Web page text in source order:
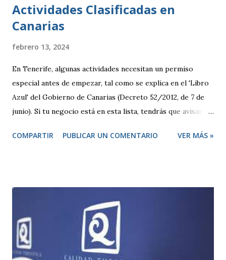
Actividades Clasificadas en
Canarias
febrero 13, 2024
En Tenerife, algunas actividades necesitan un permiso
especial antes de empezar, tal como se explica en el 'Libro
Azul' del Gobierno de Canarias (Decreto 52/2012, de 7 de
junio). Si tu negocio está en esta lista, tendrás que avisar
específica. Por otro lado, hay otras actividades que se
responsable y la documentación necesaria, que te indicarán
en la correspondiente sede electrónica. Para ambos casos,
todo el trámite se puede hacer online a través de las
diferentes sedes electrónicas de cada ayuntamiento. LISTA
COMPARTIR PUBLICAR UN COMENTARIO VER MÁS »